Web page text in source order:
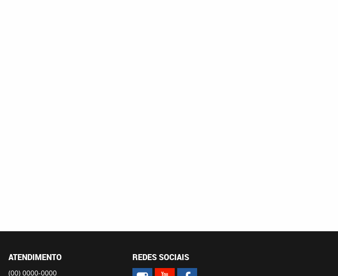
ATENDIMENTO
(00) 0000-0000
REDES SOCIAIS